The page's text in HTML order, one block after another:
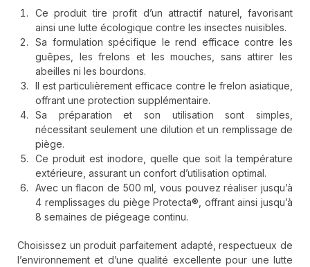
Ce produit tire profit d’un attractif naturel, favorisant
ainsi une lutte écologique contre les insectes nuisibles.
Sa formulation spécifique le rend efficace contre les
guêpes, les frelons et les mouches, sans attirer les
abeilles ni les bourdons.
Il est particulièrement efficace contre le frelon asiatique,
offrant une protection supplémentaire.
Sa préparation et son utilisation sont simples,
nécessitant seulement une dilution et un remplissage de
piège.
Ce produit est inodore, quelle que soit la température
extérieure, assurant un confort d’utilisation optimal.
Avec un flacon de 500 ml, vous pouvez réaliser jusqu’à
4 remplissages du piège Protecta®, offrant ainsi jusqu’à
8 semaines de piégeage continu.
Choisissez un produit parfaitement adapté, respectueux de
l’environnement et d’une qualité excellente pour une lutte